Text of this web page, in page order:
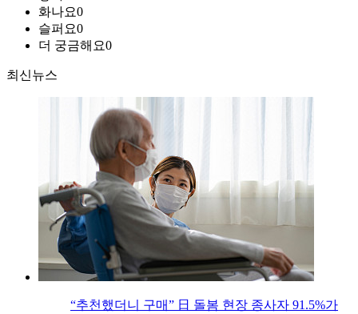
화나요0
슬퍼요0
더 궁금해요0
최신뉴스
“추천했더니 구매” 日 돌봄 현장 종사자 91.5%가